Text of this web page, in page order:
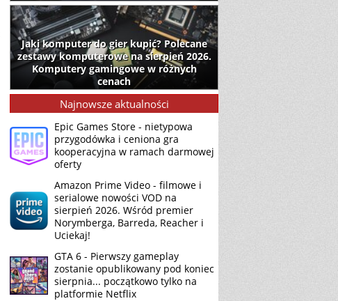
Jaki komputer do gier kupić? Polecane
zestawy komputerowe na sierpień 2026.
Komputery gamingowe w różnych
cenach
Najnowsze aktualności
Epic Games Store - nietypowa
przygodówka i ceniona gra
kooperacyjna w ramach darmowej
oferty
Amazon Prime Video - filmowe i
serialowe nowości VOD na
sierpień 2026. Wśród premier
Norymberga, Barreda, Reacher i
Uciekaj!
GTA 6 - Pierwszy gameplay
zostanie opublikowany pod koniec
sierpnia... początkowo tylko na
platformie Netflix